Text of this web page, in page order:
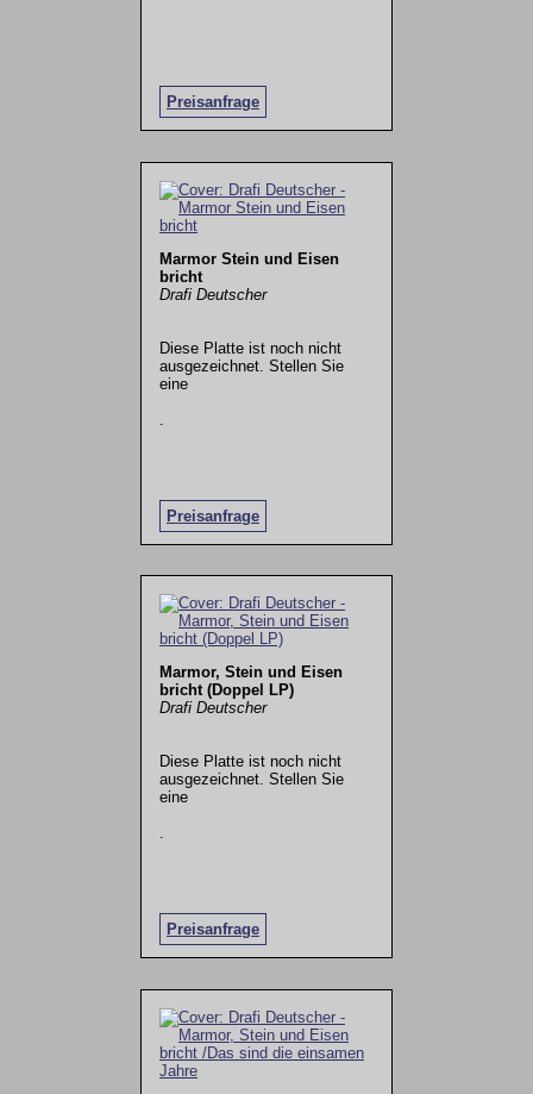
Preisanfrage
Marmor Stein und Eisen
bricht
Drafi Deutscher
Diese Platte ist noch nicht
ausgezeichnet. Stellen Sie
eine
Preisanfrage
Marmor, Stein und Eisen
bricht (Doppel LP)
Drafi Deutscher
Diese Platte ist noch nicht
ausgezeichnet. Stellen Sie
eine
Preisanfrage
.